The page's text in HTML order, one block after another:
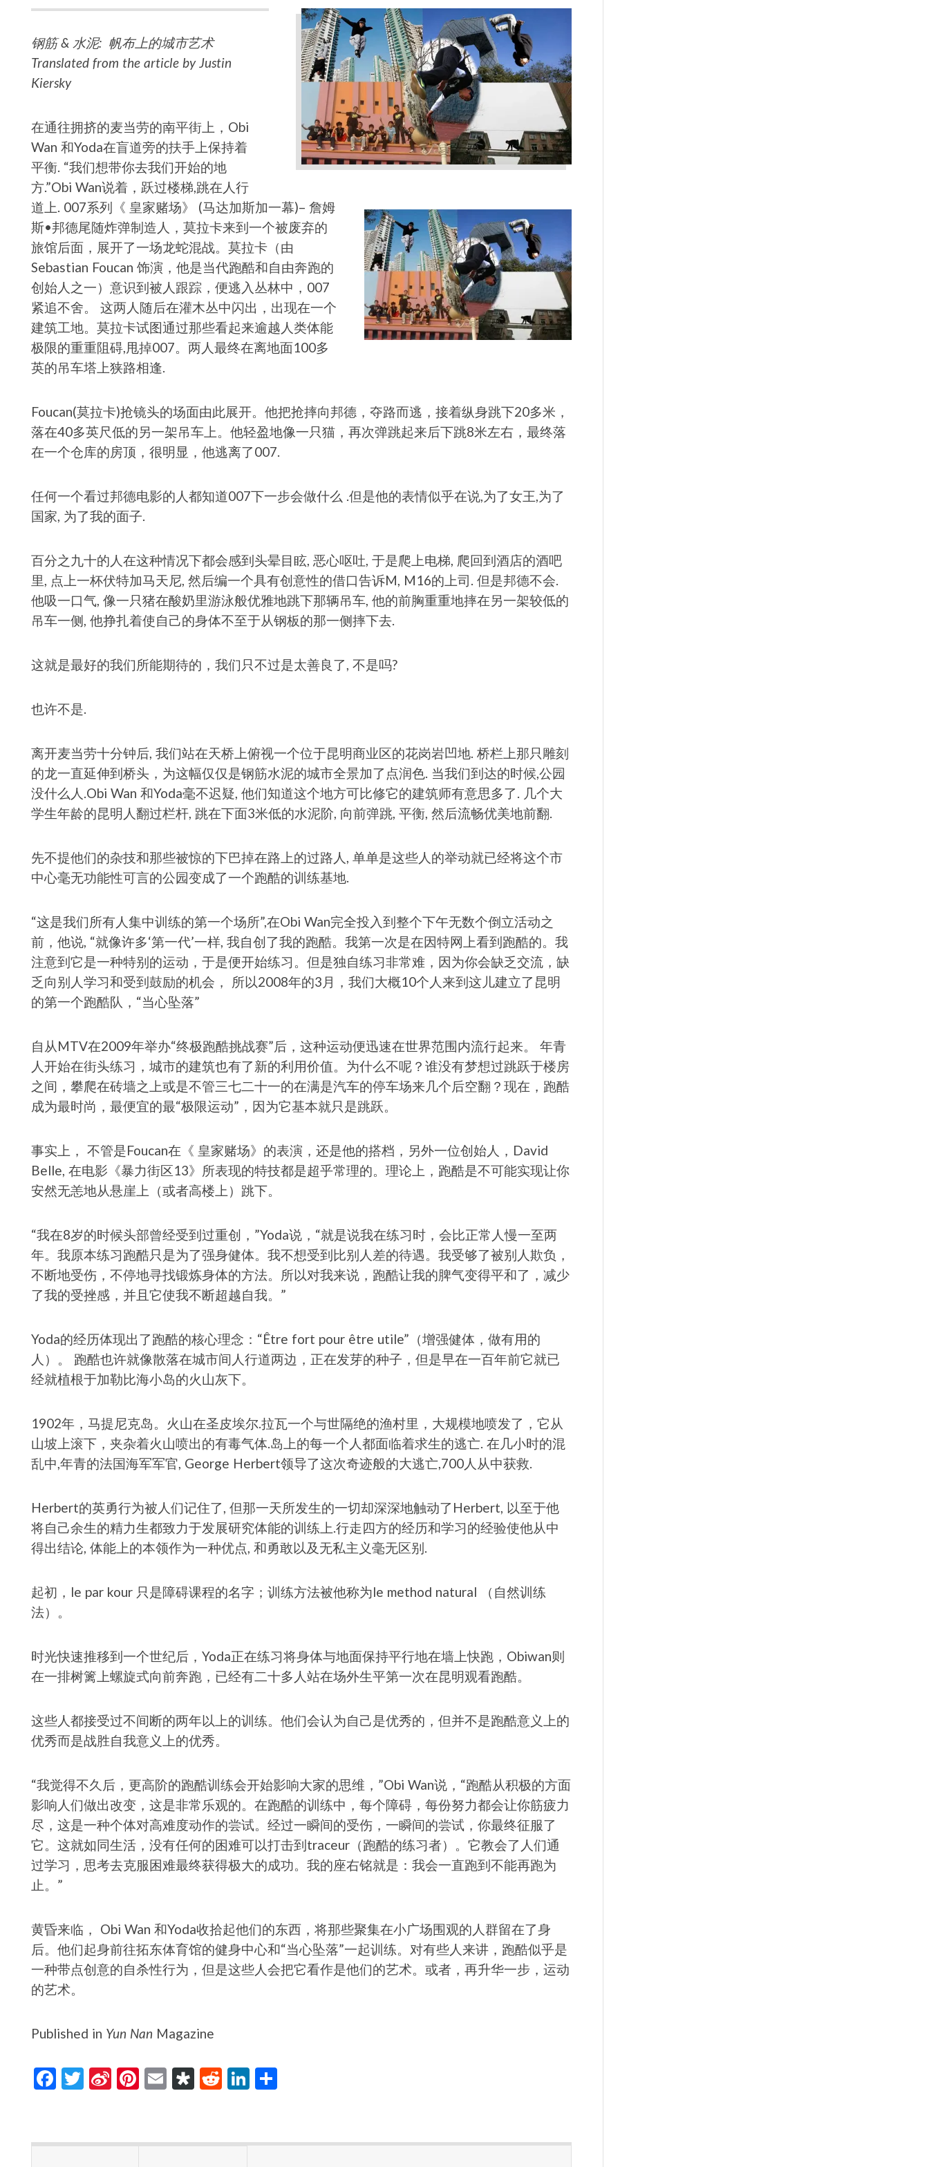
钢筋 & 水泥: 帆布上的城市艺术
Translated from the article by Justin
Kiersky
在通往拥挤的麦当劳的南平街上，Obi
Wan 和Yoda在盲道旁的扶手上保持着
平衡. “我们想带你去我们开始的地
方.”Obi Wan说着，跃过楼梯,跳在人行
道上. 007系列《 皇家赌场》 (马达加斯加一幕)– 詹姆
斯•邦德尾随炸弹制造人，莫拉卡来到一个被废弃的
旅馆后面，展开了一场龙蛇混战。莫拉卡（由
Sebastian Foucan 饰演，他是当代跑酷和自由奔跑的
创始人之一）意识到被人跟踪，便逃入丛林中，007
紧追不舍。 这两人随后在灌木丛中闪出，出现在一个
建筑工地。莫拉卡试图通过那些看起来逾越人类体能
极限的重重阻碍,甩掉007。两人最终在离地面100多
英的吊车塔上狭路相逢.
Foucan(莫拉卡)抢镜头的场面由此展开。他把抢摔向邦德，夺路而逃，接着纵身跳下20多米，
落在40多英尺低的另一架吊车上。他轻盈地像一只猫，再次弹跳起来后下跳8米左右，最终落
在一个仓库的房顶，很明显，他逃离了007.
任何一个看过邦德电影的人都知道007下一步会做什么 .但是他的表情似乎在说,为了女王,为了
国家, 为了我的面子.
百分之九十的人在这种情况下都会感到头晕目眩, 恶心呕吐, 于是爬上电梯, 爬回到酒店的酒吧
里, 点上一杯伏特加马天尼, 然后编一个具有创意性的借口告诉M, M16的上司. 但是邦德不会.
他吸一口气, 像一只猪在酸奶里游泳般优雅地跳下那辆吊车, 他的前胸重重地摔在另一架较低的
吊车一侧, 他挣扎着使自己的身体不至于从钢板的那一侧摔下去.
这就是最好的我们所能期待的，我们只不过是太善良了, 不是吗?
也许不是.
离开麦当劳十分钟后, 我们站在天桥上俯视一个位于昆明商业区的花岗岩凹地. 桥栏上那只雕刻
的龙一直延伸到桥头，为这幅仅仅是钢筋水泥的城市全景加了点润色. 当我们到达的时候,公园
没什么人.Obi Wan 和Yoda毫不迟疑, 他们知道这个地方可比修它的建筑师有意思多了. 几个大
学生年龄的昆明人翻过栏杆, 跳在下面3米低的水泥阶, 向前弹跳, 平衡, 然后流畅优美地前翻.
先不提他们的杂技和那些被惊的下巴掉在路上的过路人, 单单是这些人的举动就已经将这个市
中心毫无功能性可言的公园变成了一个跑酷的训练基地.
“这是我们所有人集中训练的第一个场所”,在Obi Wan完全投入到整个下午无数个倒立活动之
前，他说, “就像许多‘第一代’一样, 我自创了我的跑酷。我第一次是在因特网上看到跑酷的。我
注意到它是一种特别的运动，于是便开始练习。但是独自练习非常难，因为你会缺乏交流，缺
乏向别人学习和受到鼓励的机会， 所以2008年的3月，我们大概10个人来到这儿建立了昆明
的第一个跑酷队，“当心坠落”
自从MTV在2009年举办“终极跑酷挑战赛”后，这种运动便迅速在世界范围内流行起来。 年青
人开始在街头练习，城市的建筑也有了新的利用价值。为什么不呢？谁没有梦想过跳跃于楼房
之间，攀爬在砖墙之上或是不管三七二十一的在满是汽车的停车场来几个后空翻？现在，跑酷
成为最时尚，最便宜的最“极限运动”，因为它基本就只是跳跃。
事实上， 不管是Foucan在《 皇家赌场》的表演，还是他的搭档，另外一位创始人，David
Belle, 在电影《暴力街区13》所表现的特技都是超乎常理的。理论上，跑酷是不可能实现让你
安然无恙地从悬崖上（或者高楼上）跳下。
“我在8岁的时候头部曾经受到过重创，”Yoda说，“就是说我在练习时，会比正常人慢一至两
年。我原本练习跑酷只是为了强身健体。我不想受到比别人差的待遇。我受够了被别人欺负，
不断地受伤，不停地寻找锻炼身体的方法。所以对我来说，跑酷让我的脾气变得平和了，减少
了我的受挫感，并且它使我不断超越自我。”
Yoda的经历体现出了跑酷的核心理念：“Être fort pour être utile”（增强健体，做有用的
人）。 跑酷也许就像散落在城市间人行道两边，正在发芽的种子，但是早在一百年前它就已
经就植根于加勒比海小岛的火山灰下。
1902年，马提尼克岛。火山在圣皮埃尔.拉瓦一个与世隔绝的渔村里，大规模地喷发了，它从
山坡上滚下，夹杂着火山喷出的有毒气体.岛上的每一个人都面临着求生的逃亡. 在几小时的混
乱中,年青的法国海军军官, George Herbert领导了这次奇迹般的大逃亡,700人从中获救.
Herbert的英勇行为被人们记住了, 但那一天所发生的一切却深深地触动了Herbert, 以至于他
将自己余生的精力生都致力于发展研究体能的训练上.行走四方的经历和学习的经验使他从中
得出结论, 体能上的本领作为一种优点, 和勇敢以及无私主义毫无区别.
起初，le par kour 只是障碍课程的名字；训练方法被他称为le method natural （自然训练
法）。
时光快速推移到一个世纪后，Yoda正在练习将身体与地面保持平行地在墙上快跑，Obiwan则
在一排树篱上螺旋式向前奔跑，已经有二十多人站在场外生平第一次在昆明观看跑酷。
这些人都接受过不间断的两年以上的训练。他们会认为自己是优秀的，但并不是跑酷意义上的
优秀而是战胜自我意义上的优秀。
“我觉得不久后，更高阶的跑酷训练会开始影响大家的思维，”Obi Wan说，“跑酷从积极的方面
影响人们做出改变，这是非常乐观的。在跑酷的训练中，每个障碍，每份努力都会让你筋疲力
尽，这是一种个体对高难度动作的尝试。经过一瞬间的受伤，一瞬间的尝试，你最终征服了
它。这就如同生活，没有任何的困难可以打击到traceur（跑酷的练习者）。它教会了人们通
过学习，思考去克服困难最终获得极大的成功。我的座右铭就是：我会一直跑到不能再跑为
止。”
黄昏来临， Obi Wan 和Yoda收拾起他们的东西，将那些聚集在小广场围观的人群留在了身
后。他们起身前往拓东体育馆的健身中心和“当心坠落”一起训练。对有些人来讲，跑酷似乎是
一种带点创意的自杀性行为，但是这些人会把它看作是他们的艺术。或者，再升华一步，运动
的艺术。
Published in Yun Nan Magazine
F
b
T
er
Si
W
Pi
es
E
l
Di
or
R
di
Li
dI e